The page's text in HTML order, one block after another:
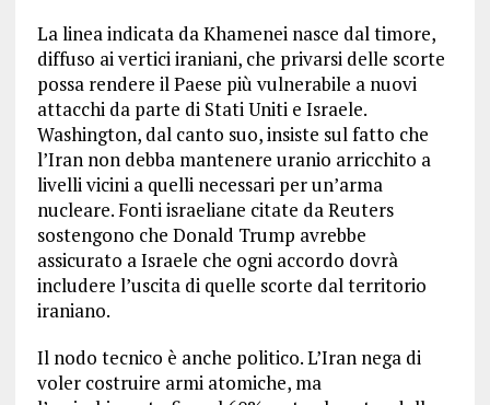
La linea indicata da Khamenei nasce dal timore,
diffuso ai vertici iraniani, che privarsi delle scorte
possa rendere il Paese più vulnerabile a nuovi
attacchi da parte di Stati Uniti e Israele.
Washington, dal canto suo, insiste sul fatto che
l’Iran non debba mantenere uranio arricchito a
livelli vicini a quelli necessari per un’arma
nucleare. Fonti israeliane citate da Reuters
sostengono che Donald Trump avrebbe
assicurato a Israele che ogni accordo dovrà
includere l’uscita di quelle scorte dal territorio
iraniano.
Il nodo tecnico è anche politico. L’Iran nega di
voler costruire armi atomiche, ma